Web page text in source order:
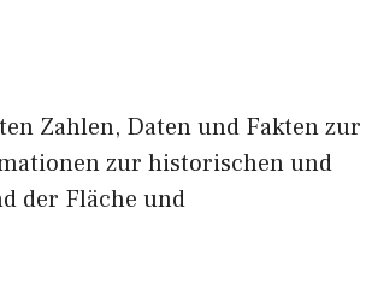
Zahlen, Daten und Fakten zur
zur historischen und
der Fläche und